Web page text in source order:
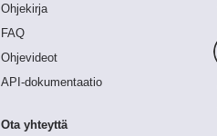
Ohjekirja
FAQ
Ohjevideot
API-dokumentaatio
Ota yhteyttä